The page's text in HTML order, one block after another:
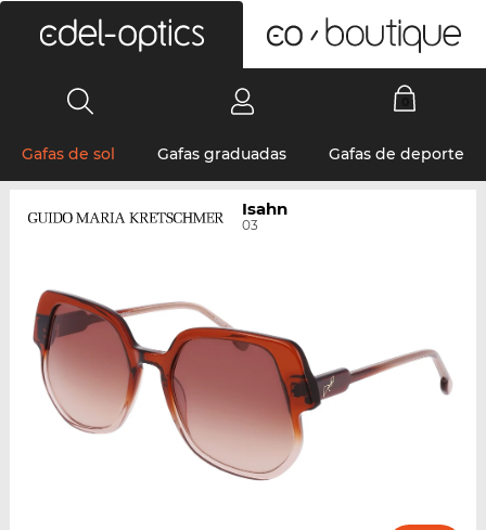
Gafas de sol Gafas graduadas Gafas de deporte
Isahn
03